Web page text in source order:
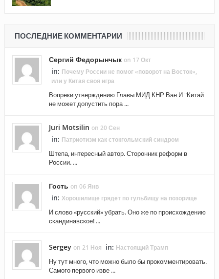
ПОСЛЕДНИЕ КОММЕНТАРИИ
Сергий Федорынчык on 17 Окт
in: Почему России не помог «поворот на Восток»,
или у Китая своя игра
Вопреки утверждению Главы МИД КНР Ван И "Китай
не может допустить пора ...
Juri Motsilin on 20 Сен
in: Патриотизм как стокгольмский синдром
Штепа, интересный автор. Сторонник реформ в
России. ...
Гость on 06 Янв
in: Хорошилище грядет по гульбищу на позорище
И слово «русский» убрать. Оно же по происхождению
скандинавское! ...
Sergey on 21 Ноя in: Настоящий Трамп
Ну тут много, что можно было бы прокомментировать.
Самого первого изве ...